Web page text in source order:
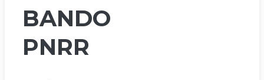
BANDO
PNRR